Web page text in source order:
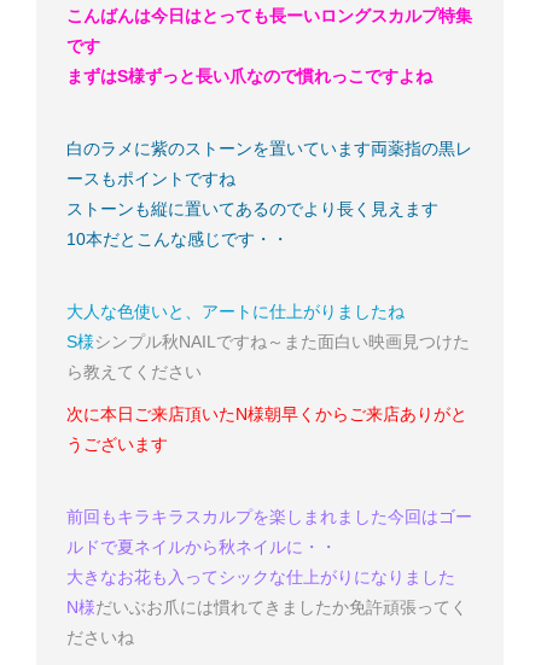
こんばんは今日はとっても長ーいロングスカルプ特集
です
まずはS様ずっと長い爪なので慣れっこですよね
白のラメに紫のストーンを置いています両薬指の黒レ
ースもポイントですね
ストーンも縦に置いてあるのでより長く見えます
10本だとこんな感じです・・
大人な色使いと、アートに仕上がりましたね
S様シンプル秋NAILですね～ また面白い映画見つけた
ら教えてください
次に本日ご来店頂いたN様朝早くからご来店ありがと
うございます
前回もキラキラスカルプを楽しまれました今回はゴー
ルドで夏ネイルから秋ネイルに・・
大きなお花も入ってシックな仕上がりになりました
N様だいぶお爪には慣れてきましたか免許頑張ってく
ださいね